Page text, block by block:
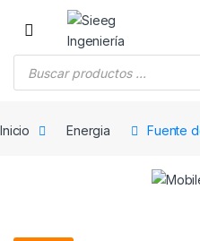
Saltar a la navegación
Saltar al contenido
Inicio Energia Fuente